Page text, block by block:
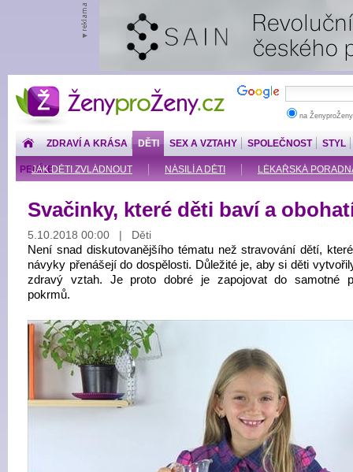
ŽenyproŽeny.cz
na
ZDRAVÍ A KRÁSA DĚTI
JAK DĚTI ZVLÁDNOUT NÁSILÍ A DĚTI LÉKAŘSKÁ
SEX A VZTAHY SPOLEČNOST STYL
PENÍZE
Svačinky, které děti baví a
5.10.2018 00:00 | Děti
Není snad diskutovanějšího tématu než stravování dětí,
návyky přenášejí do dospělosti. Důležité je, aby si děti
zdravý vztah. Je proto dobré je zapojovat do samotné
pokrmů.